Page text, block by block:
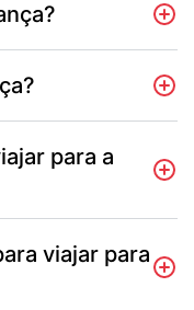
para a
viajar para